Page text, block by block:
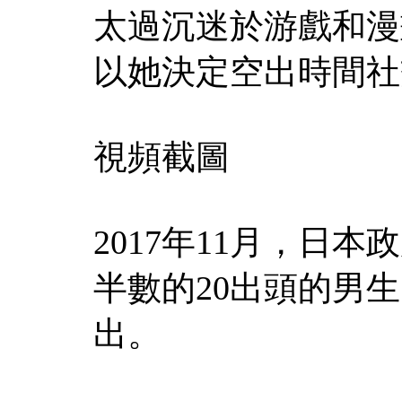
太過沉迷於游戲和
以她決定空出時間
視頻截圖
2017年11月，日本
半數的20出頭的男
出。